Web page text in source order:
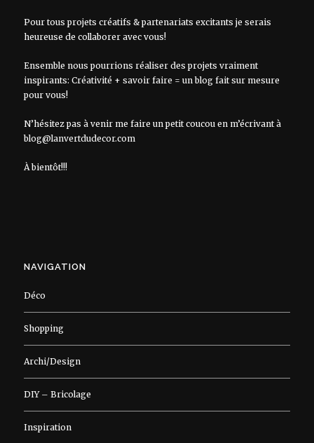
Pour tous projets créatifs & partenariats excitants je serais
heureuse de collaborer avec vous!
Ensemble nous pourrions réaliser des projets vraiment
inspirants: Créativité + savoir faire = un blog fait sur mesure
pour vous!
N’hésitez pas à venir me faire un petit coucou en m’écrivant à
blog@lanvertdudecor.com
À bientôt!!!
NAVIGATION
Déco
Shopping
Archi/Design
DIY – Bricolage
Inspiration